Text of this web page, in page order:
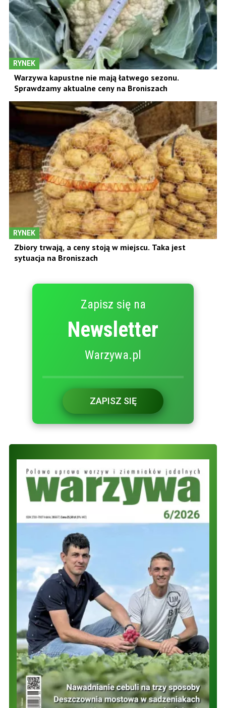
RYNEK
Warzywa kapustne nie mają łatwego sezonu.
Sprawdzamy aktualne ceny na Broniszach
RYNEK
Zbiory trwają, a ceny stoją w miejscu. Taka jest
sytuacja na Broniszach
Zapisz się na
Newsletter
Warzywa.pl
ZAPISZ SIĘ